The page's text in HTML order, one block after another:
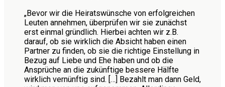
„Bevor wir die Heiratswünsche von erfolgreichen
Leuten annehmen, überprüfen wir sie zunächst
erst einmal gründlich. Hierbei achten wir z.B.
darauf, ob sie wirklich die Absicht haben einen
Partner zu finden, ob sie die richtige Einstellung in
Bezug auf Liebe und Ehe haben und ob die
Ansprüche an die zukünftige bessere Hälfte
wirklich vernünftig sind. […] Bezahlt man dann Geld,